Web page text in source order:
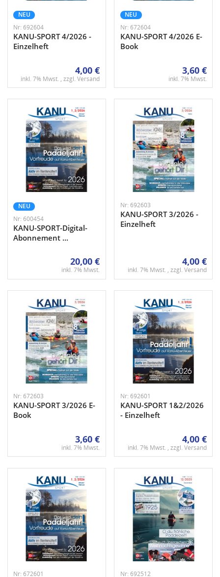
NEU
Nr: 692604
KANU-SPORT 4/2026 -
Einzelheft
4,00 €
inkl. 7% Mwst. , zzgl.Versand
NEU
Nr: 672604
KANU-SPORT 4/2026 E-
Book
3,60 €
inkl. 7% Mwst.
NEU
Nr: 600454
KANU-SPORT-Digital-
Abonnement ...
20,00 €
inkl. 7% Mwst.
Nr: 692603
KANU-SPORT 3/2026 -
Einzelheft
4,00 €
inkl. 7% Mwst. , zzgl. Versand
Nr: 672603
KANU-SPORT 3/2026 E-
Book
3,60 €
inkl. 7% Mwst.
Nr: 692601
KANU-SPORT 1&2/2026
- Einzelheft
4,00 €
inkl. 7% Mwst. , zzgl. Versand
Nr: 672601 Nr: 692512